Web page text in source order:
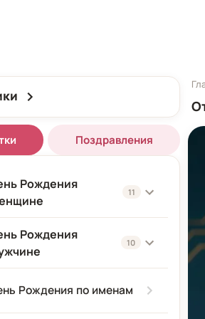
Поздравления
Рождения
11
Рождения
10
Рождения по именам